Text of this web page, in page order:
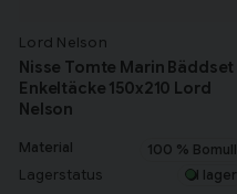
Lord Nelson
Nisse Tomte Marin Bäddset
Enkeltäcke 150x210 Lord
Nelson
Material 100 % Bomull
Lagerstatus I lager